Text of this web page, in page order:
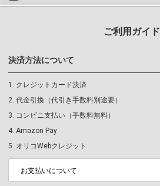
ご利用ガイド
決済方法について
クレジットカード決済
代金引換（代引き手数料別途要）
コンビニ支払い（手数料無料）
Amazon Pay
オリコWebクレジット
お支払いについて